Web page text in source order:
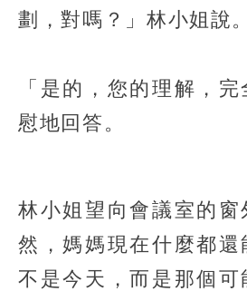
劃，對嗎？」林小姐說。
「是的，您的理解，
慰地回答。
林小姐望向會議室的窗
然，媽媽現在什麼都還
不是今天，而是那個可